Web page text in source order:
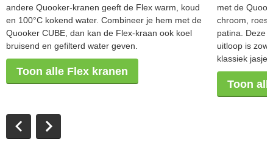
andere Quooker-kranen geeft de Flex warm, koud
en 100°C kokend water. Combineer je hem met de
Quooker CUBE, dan kan de Flex-kraan ook koel
bruisend en gefilterd water geven.
Toon alle Flex kranen
met de
chroom,
patina. Deze
uitloop is
klassiek jasje.
Toon